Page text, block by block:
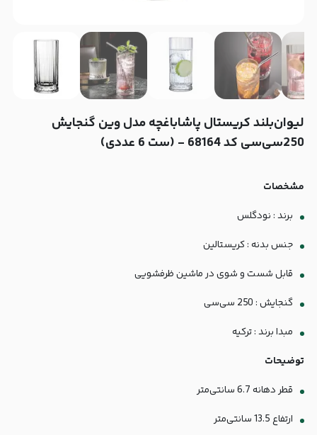
لیوان‌بلند کریستال پاشاباغچه مدل وین گنجایش
250سی‌سی کد 68164 - (ست 6 عددی)
مشخصات
برند : نودگلس
جنس بدنه : کریستالین
قابل شست و شوی در ماشین ظرفشویی
گنجایش : 250 سی‌سی
مبدا برند : ترکیه
توضیحات
قطر دهانه 6.7 سانتی‌متر
ارتفاع 13.5 سانتی‌متر